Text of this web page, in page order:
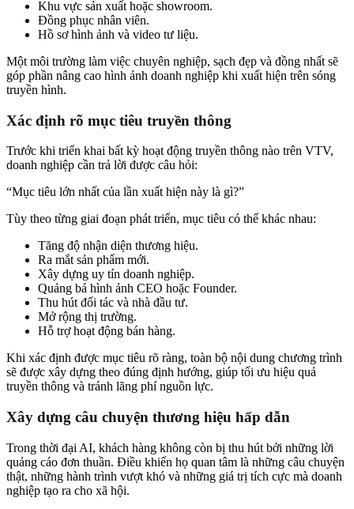
Khu vực sản xuất hoặc showroom.
Đồng phục nhân viên.
Hồ sơ hình ảnh và video tư liệu.
Một môi trường làm việc chuyên nghiệp, sạch đẹp và đồng nhất sẽ
góp phần nâng cao hình ảnh doanh nghiệp khi xuất hiện trên sóng
truyền hình.
Xác định rõ mục tiêu truyền thông
Trước khi triển khai bất kỳ hoạt động truyền thông nào trên VTV,
doanh nghiệp cần trả lời được câu hỏi:
“Mục tiêu lớn nhất của lần xuất hiện này là gì?”
Tùy theo từng giai đoạn phát triển, mục tiêu có thể khác nhau:
Tăng độ nhận diện thương hiệu.
Ra mắt sản phẩm mới.
Xây dựng uy tín doanh nghiệp.
Quảng bá hình ảnh CEO hoặc Founder.
Thu hút đối tác và nhà đầu tư.
Mở rộng thị trường.
Hỗ trợ hoạt động bán hàng.
Khi xác định được mục tiêu rõ ràng, toàn bộ nội dung chương trình
sẽ được xây dựng theo đúng định hướng, giúp tối ưu hiệu quả
truyền thông và tránh lãng phí nguồn lực.
Xây dựng câu chuyện thương hiệu hấp dẫn
Trong thời đại AI, khách hàng không còn bị thu hút bởi những lời
quảng cáo đơn thuần. Điều khiến họ quan tâm là những câu chuyện
thật, những hành trình vượt khó và những giá trị tích cực mà doanh
nghiệp tạo ra cho xã hội.